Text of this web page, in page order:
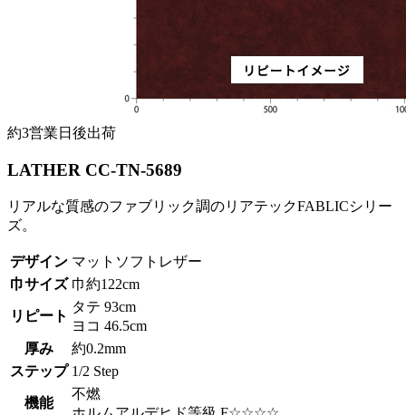
約3営業日後出荷
LATHER CC-TN-5689
リアルな質感のファブリック調のリアテックFABLICシリー
ズ。
デザイン マットソフトレザー
巾サイズ 巾約122cm
リピート
タテ 93cm
ヨコ 46.5cm
厚み
約0.2mm
ステップ 1/2 Step
機能
不燃